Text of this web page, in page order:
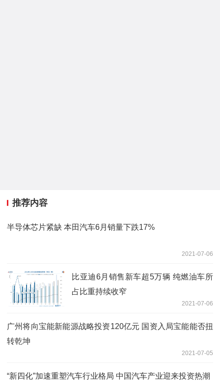
推荐内容
半导体芯片紧缺 本田汽车6月销量下跌17%
2021-07-06
比亚迪6月销售新车超5万辆 纯燃油车所
占比重持续收窄
2021-07-06
广州将向宝能新能源战略投资120亿元 国资入局宝能能否扭
转乾坤
2021-07-05
“新四化”加速重塑汽车行业格局 中国汽车产业迎来投资热潮